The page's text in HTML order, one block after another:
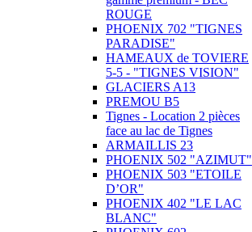
ROUGE
PHOENIX 702 "TIGNES
PARADISE"
HAMEAUX de TOVIERE
5-5 - "TIGNES VISION"
GLACIERS A13
PREMOU B5
Tignes - Location 2 pièces
face au lac de Tignes
ARMAILLIS 23
PHOENIX 502 "AZIMUT"
PHOENIX 503 "ETOILE
D’OR"
PHOENIX 402 "LE LAC
BLANC"